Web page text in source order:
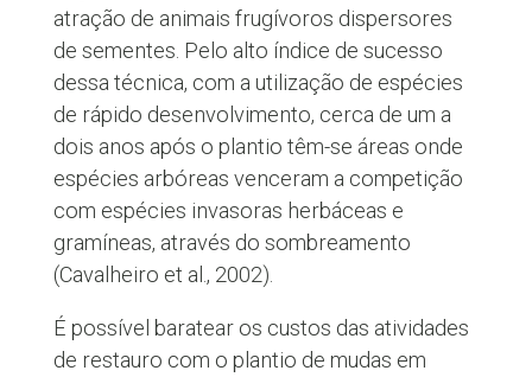
atração de animais frugívoros dispersores
de sementes. Pelo alto índice de sucesso
dessa técnica, com a utilização de espécies
de rápido desenvolvimento, cerca de um a
dois anos após o plantio têm-se áreas onde
espécies arbóreas venceram a competição
com espécies invasoras herbáceas e
gramíneas, através do sombreamento
(Cavalheiro et al., 2002).
É possível baratear os custos das atividades
de restauro com o plantio de mudas em